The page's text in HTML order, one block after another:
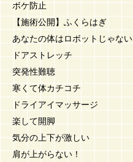
ボケ防止
【施術公開】ふくらはぎ
あなたの体はロボットじゃない
ドアストレッチ
突発性難聴
寒くて体カチコチ
ドライアイマッサージ
楽して開脚
気分の上下が激しい
肩が上がらない！